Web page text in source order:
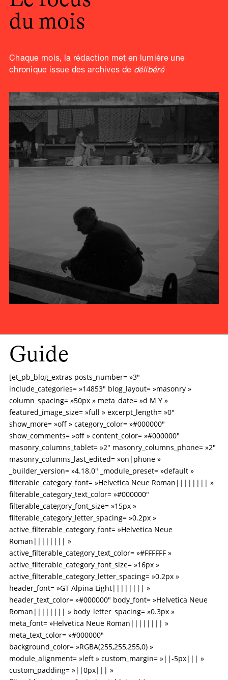
du mois
Chaque mois, la rédaction met en lumière une
chronique issue des archives de délibéré
Brest 1982 : la ville, les
pauvres, le port (2)
par Gilles Walusinski| 04 Fév 2019 |Brest 1982-1992 ,
Photographie| 0 Commentaires
qu’on nommait en 1982 ceux que la société
laissait en marge, pouvait se vivre dans ce
qu’on nommait cités de transit. Des logements
très modestes, d’un confort sommaire, offraient
des solutions qu’on souhaitait temporaires à
ceux qui en bénéficiaient.
Guide
[et_pb_blog_extras posts_number= »3″
include_categories= »14853″ blog_layout= »masonry »
column_spacing= »50px » meta_date= »d M Y »
featured_image_size= »full » excerpt_length= »0″
show_more= »off » category_color= »#000000″
show_comments= »off » content_color= »#000000″
masonry_columns_tablet= »2″ masonry_columns_phone= »2″
masonry_columns_last_edited= »on|phone »
_builder_version= »4.18.0″ _module_preset= »default »
filterable_category_font= »Helvetica Neue Roman|||||||| »
filterable_category_text_color= »#000000″
filterable_category_font_size= »15px »
filterable_category_letter_spacing= »0.2px »
active_filterable_category_font= »Helvetica Neue
Roman|||||||| »
active_filterable_category_text_color= »#FFFFFF »
active_filterable_category_font_size= »16px »
active_filterable_category_letter_spacing= »0.2px »
header_font= »GT Alpina Light|||||||| »
header_text_color= »#000000″ body_font= »Helvetica Neue
Roman|||||||| » body_letter_spacing= »0.3px »
meta_font= »Helvetica Neue Roman|||||||| »
meta_text_color= »#000000″
background_color= »RGBA(255,255,255,0) »
module_alignment= »left » custom_margin= »||-5px||| »
custom_padding= »||0px||| »